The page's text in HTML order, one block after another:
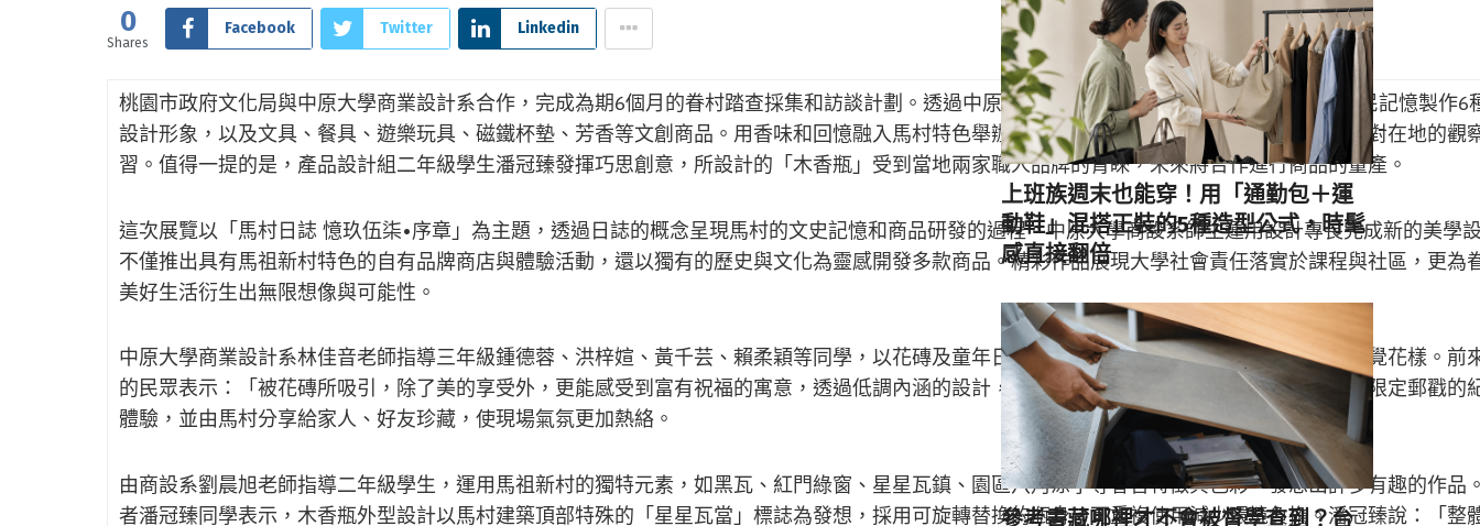
0
Shares
Facebook Twitter Linkedin
桃園市政府文化局與中原大學商業設計系合作，完成為期6個月的眷村踏查採集和訪談計劃。透過中原師生的努力，從馬祖新村的建築外觀與居民記憶製作6
設計形象，以及文具、餐具、遊樂玩具、磁鐵杯墊、芳香等文創商品。用香味和回憶融入馬村特色舉辦了「馬村日誌」成果展，展覽呈現大學生對在地的觀
習。值得一提的是，產品設計組二年級學生潘冠臻發揮巧思創意，所設計的「木香瓶」受到當地兩家職人品牌的青睞，未來將合作進行商品的量產。
這次展覽以「馬村日誌 憶玖伍柒•序章」為主題，透過日誌的概念呈現馬村的文史記憶和商品研發的過程。中原大學商設系師生運用設計專長完成新的美學
不僅推出具有馬祖新村特色的自有品牌商店與體驗活動，還以獨有的歷史與文化為靈感開發多款商品。精彩作品展現大學社會責任落實於課程與社區，更為
美好生活衍生出無限想像與可能性。
中原大學商業設計系林佳音老師指導三年級鍾德蓉、洪梓媗、黃千芸、賴柔穎等同學，以花磚及童年日誌本為設計元素，繪製出溫暖別緻的主視覺花樣。前
的民眾表示：「被花磚所吸引，除了美的享受外，更能感受到富有祝福的寓意，透過低調內涵的設計，傳遞著深刻的心意。」展區巧妙規劃馬村限定郵戳的
體驗，並由馬村分享給家人、好友珍藏，使現場氣氛更加熱絡。
由商設系劉晨旭老師指導二年級學生，運用馬祖新村的獨特元素，如黑瓦、紅門綠窗、星星瓦鎮、園區八角涼亭等眷舍特徵與色彩，發想出許多有趣的作品
者潘冠臻同學表示，木香瓶外型設計以馬村建築頂部特殊的「星星瓦當」標誌為發想，採用可旋轉替換的瓶身，可重複使用減少環境負擔。潘冠臻說：「整
上班族週末也能穿！用「通勤包＋運
動鞋」混搭正裝的5種造型公式，時髦
感直接翻倍
參考書藏哪裡才不會被督學查到？台